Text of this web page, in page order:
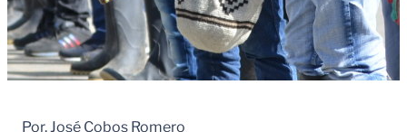
Por. José Cobos Romero